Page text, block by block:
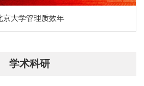
京大学管理质效年
学术科研